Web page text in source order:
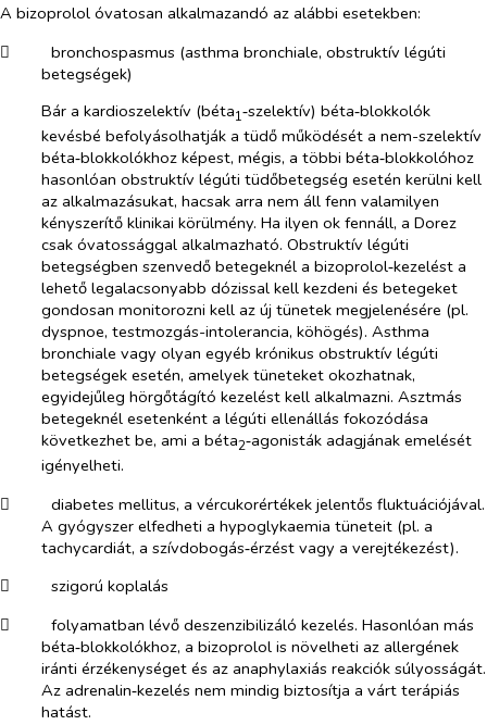
A bizoprolol óvatosan alkalmazandó az alábbi esetekben:
​
bronchospasmus (asthma bronchiale, obstruktív légúti
betegségek)
Bár a kardioszelektív (béta1‑szelektív) béta‑blokkolók
kevésbé befolyásolhatják a tüdő működését a nem-szelektív
béta‑blokkolókhoz képest, mégis, a többi béta‑blokkolóhoz
hasonlóan obstruktív légúti tüdőbetegség esetén kerülni kell
az alkalmazásukat, hacsak arra nem áll fenn valamilyen
kényszerítő klinikai körülmény. Ha ilyen ok fennáll, a Dorez
csak óvatossággal alkalmazható. Obstruktív légúti
betegségben szenvedő betegeknél a bizoprolol‑kezelést a
lehető legalacsonyabb dózissal kell kezdeni és betegeket
gondosan monitorozni kell az új tünetek megjelenésére (pl.
dyspnoe, testmozgás-intolerancia, köhögés). Asthma
bronchiale vagy olyan egyéb krónikus obstruktív légúti
betegségek esetén, amelyek tüneteket okozhatnak,
egyidejűleg hörgőtágító kezelést kell alkalmazni. Asztmás
betegeknél esetenként a légúti ellenállás fokozódása
következhet be, ami a béta2‑agonisták adagjának emelését
igényelheti.
​
diabetes mellitus, a vércukorértékek jelentős fluktuációjával.
A gyógyszer elfedheti a hypoglykaemia tüneteit (pl. a
tachycardiát, a szívdobogás‑érzést vagy a verejtékezést).
​
szigorú koplalás
​
folyamatban lévő deszenzibilizáló kezelés. Hasonlóan más
béta‑blokkolókhoz, a bizoprolol is növelheti az allergének
iránti érzékenységet és az anaphylaxiás reakciók súlyosságát.
Az adrenalin‑kezelés nem mindig biztosítja a várt terápiás
hatást.